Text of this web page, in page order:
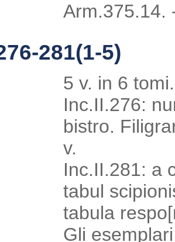
Arm.375.14.
281(1-5)
5 v. in 6 tomi.
Inc.II.276:
bistro.
v.
Inc.II.281: a
tabul
tabula
Gli